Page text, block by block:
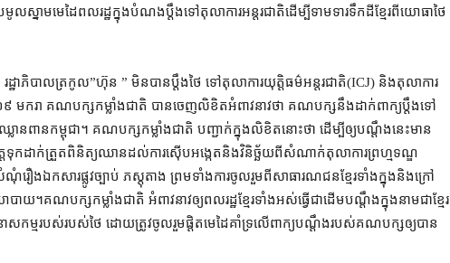
ល​ស្នាម​មេដៃ​ពលរដ្ឋ​ក្នុង​បំណង​ប្តឹង​ទៅ​តុលាការ​អន្តរជាតិ​ដើម្បី​ទាមទារ​ទឹកដី​ខ្មែរ​ពី​យោធា​ថៃ​
ាភិបាល​ត្រកូល​”​ហ៊ុន ” មិនបាន​ប្តឹង​ថៃ ទៅ​តុលាការ​យុត្តិធម៌​អន្តរជាតិ​(ICJ) និង​តុលាការ​
១៩ មករា គណបក្ស​កម្លាំង​ជាតិ បាន​ចេញ​លិខិត​អំពាវនាវ​ថា គណបក្ស​នឹង​ដាក់​ពាក្យ​ប្តឹង​ទៅ​
លានពាន​កម្ពុជា។ គណបក្ស​កម្លាំង​ជាតិ បញ្ជាក់​ក្នុង​លិខិត​នោះ​ថា ដើម្បី​ឲ្យ​បណ្តឹង​នេះ​មាន​
ទុកដាក់​ត្រួតពិនិត្យ​ឈាន​ដល់​ការស៊ើបអង្កេត​និង​វិនិច្ឆ័យ​ពី​សំណាក់​តុលាការ​ព្រហ្មទណ្ឌ​
ឿង​ឯកសារ​ផ្លូវច្បាប់ ភស្តុតាង ព្រមទាំង​ការចូលរួម​ពី​សាធារណជន​ខ្មែរ​ទាំង​ក្នុង​និង​ក្រៅ
ាយ​។​គណបក្ស​កម្លាំង​ជាតិ អំពាវនាវ​ឲ្យ​ពលរដ្ឋ​ខ្មែរ​ទាំងអស់​ធ្វើជា​ដើម​បណ្តឹង​ក្នុងនាម​ជា​ខ្មែរ​
នាសកម្ម​របស់​របស់​ថៃ ដោយ​ត្រូវ​ចូលរួម​ផ្ដិតមេដៃ​គាំទ្រ​លើ​ពាក្យ​បណ្តឹង​របស់​គណបក្ស​ឲ្យ​បាន​